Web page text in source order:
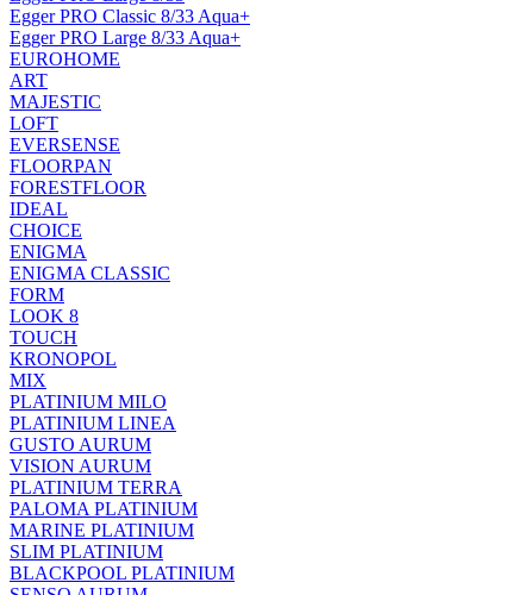
Egger PRO Classic 8/33 Aqua+
Egger PRO Large 8/33 Aqua+
EUROHOME
ART
MAJESTIC
LOFT
EVERSENSE
FLOORPAN
FORESTFLOOR
IDEAL
CHOICE
ENIGMA
ENIGMA CLASSIC
FORM
LOOK 8
TOUCH
KRONOPOL
MIX
PLATINIUM MILO
PLATINIUM LINEA
GUSTO AURUM
VISION AURUM
PLATINIUM TERRA
PALOMA PLATINIUM
MARINE PLATINIUM
SLIM PLATINIUM
BLACKPOOL PLATINIUM